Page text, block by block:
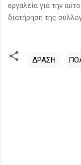
εργαλεία για την
διατήρηση της
ΔΡΑΣΗ